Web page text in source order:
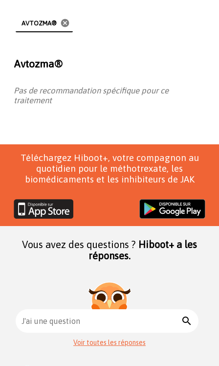
AVTOZMA® cancel
Avtozma®
Pas de recommandation spécifique pour ce
traitement
Téléchargez Hiboot+, votre compagnon au
quotidien pour le méthotrexate, les
biomédicaments et les inhibiteurs de JAK
Vous avez des questions ? Hiboot+ a les
réponses.
J'ai une question search
Voir toutes les réponses